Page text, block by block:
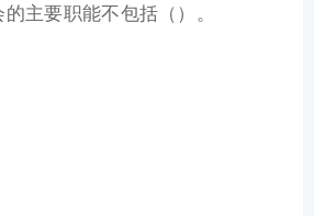
主要职能不包括（）。